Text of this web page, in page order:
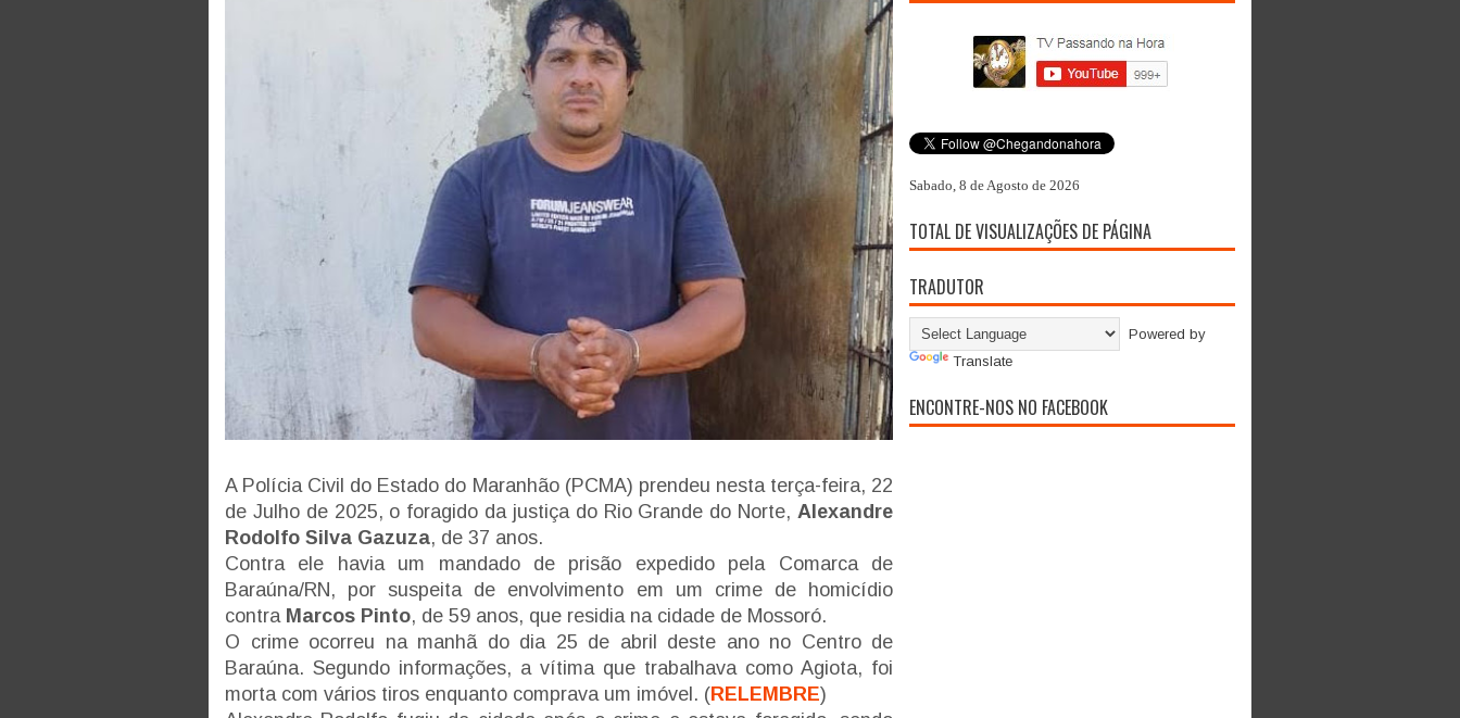
A Polícia Civil do Estado do Maranhão (PCMA) prendeu nesta terça-feira, 22
de Julho de 2025, o foragido da justiça do Rio Grande do Norte, Alexandre
Rodolfo Silva Gazuza, de 37 anos.
Contra ele havia um mandado de prisão expedido pela Comarca de
Baraúna/RN, por suspeita de envolvimento em um crime de homicídio
contra Marcos Pinto, de 59 anos, que residia na cidade de Mossoró.
O crime ocorreu na manhã do dia 25 de abril deste ano no Centro de
Baraúna. Segundo informações, a vítima que trabalhava como Agiota, foi
morta com vários tiros enquanto comprava um imóvel. (RELEMBRE)
Sabado, 8 de Agosto de 2026
TOTAL DE VISUALIZAÇÕES DE PÁGINA
TRADUTOR
Powered by
Translate
ENCONTRE-NOS NO FACEBOOK